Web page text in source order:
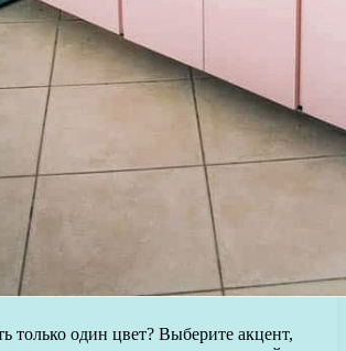
только один цвет? Выберите акцент,